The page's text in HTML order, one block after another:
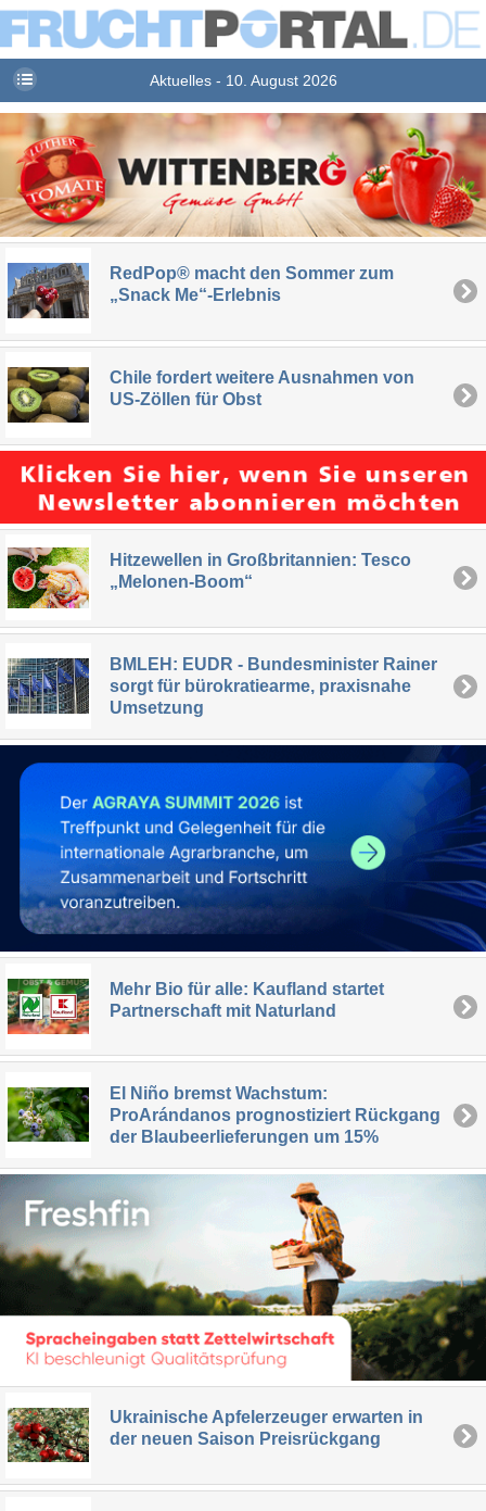
Aktuelles - 10. August 2026
RedPop® macht den Sommer zum
„Snack Me“-Erlebnis
Chile fordert weitere Ausnahmen von
US-Zöllen für Obst
Hitzewellen in Großbritannien: Tesco
„Melonen-Boom“
BMLEH: EUDR - Bundesminister Rainer
sorgt für bürokratiearme, praxisnahe
Umsetzung
Mehr Bio für alle: Kaufland startet
Partnerschaft mit Naturland
El Niño bremst Wachstum:
ProArándanos prognostiziert Rückgang
der Blaubeerlieferungen um 15%
Ukrainische Apfelerzeuger erwarten in
der neuen Saison Preisrückgang